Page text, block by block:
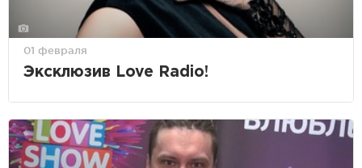
01 февраля
Эксклюзив Love Radio!